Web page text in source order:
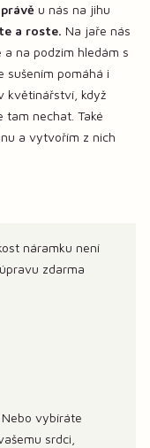
u nás na jihu
a roste. Na jaře nás
na podzim hledám s
sušením pomáhá i
květinářství, když
tam nechat. Také
a vytvořím z nich
náramku není
zdarma
Nebo vybíráte
srdci,